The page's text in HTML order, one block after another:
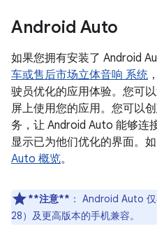
Android Auto
如果您拥有安装了 Android
车或售后市场立体音响 系统
驶员优化的应用体验。您可
屏上使用您的应用。您可以
务，让 Android Auto 能够连
显示已为他们优化的界面。
Auto 概览。
**注意** ： Android Auto 仅
28）及更高版本的手机兼容。